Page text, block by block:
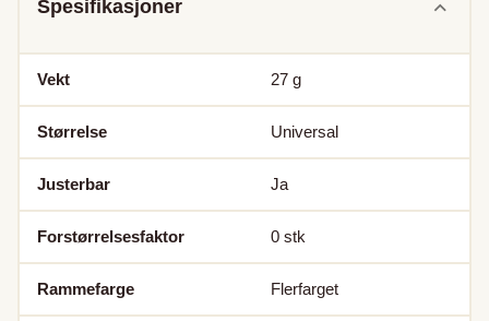
Spesifikasjoner
Vekt 27 g
Størrelse Universal
Justerbar Ja
Forstørrelsesfaktor 0 stk
Rammefarge Flerfarget